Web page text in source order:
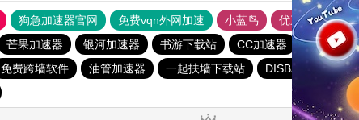
狗急加速器官网 免费vqn外网加速 小蓝鸟 优途加速器官网
芒果加速器 银河加速器 书游下载站 CC加速器 一元机场
免费跨墙软件 油管加速器 一起扶墙下载站 DISBAO下载站